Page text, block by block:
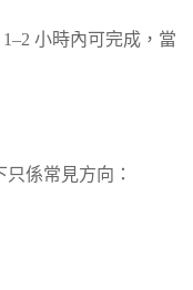
小時內可完成，當
係常見方向：